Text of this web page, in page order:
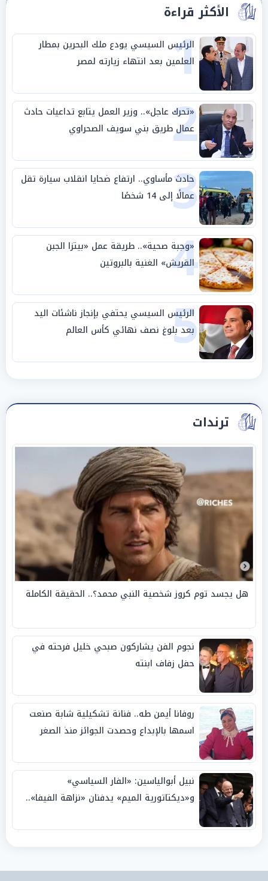
الأكثر قراءة
1
الرئيس السيسي يودع ملك البحرين بمطار
العلمين بعد انتهاء زيارته لمصر
2
«تحرك عاجل».. وزير العمل يتابع تداعيات حادث
عمال طريق بني سويف الصحراوي
3
حادث مأساوي.. ارتفاع ضحايا انقلاب سيارة تقل
عمالًا إلى 14 شخصًا
4
«وجبة صحية».. طريقة عمل «بيتزا الجبن
القريش» الغنية بالبروتين
5
الرئيس السيسي يحتفي بإنجاز ناشئات اليد
بعد بلوغ نصف نهائي كأس العالم
ترندات
هل يجسد توم كروز شخصية النبي محمد؟.. الحقيقة الكاملة
نجوم الفن يشاركون صبحي خليل فرحته في
حفل زفاف ابنته
روفانا أيمن طه.. فنانة تشكيلية شابة صنعت
اسمها بالإبداع وحصدت الجوائز منذ الصغر
نبيل أبوالياسين: «الفار السياسي»
و«ديكتاتورية الميم» يدفنان «نزاهة الفيفا»..